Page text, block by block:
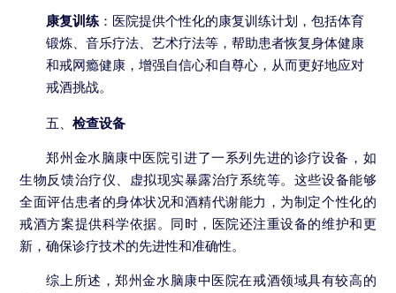
康复训练 ：医院提供个性化的康复训练计划，包括体育
锻炼、音乐疗法、艺术疗法等，帮助患者恢复身体健康
和戒网瘾健康，增强自信心和自尊心，从而更好地应对
戒酒挑战。
五、检查设备
郑州金水脑康中医院引进了一系列先进的诊疗设备，如
生物反馈治疗仪、虚拟现实暴露治疗系统等。这些设备能够
全面评估患者的身体状况和酒精代谢能力，为制定个性化的
戒酒方案提供科学依据。同时，医院还注重设备的维护和更
新，确保诊疗技术的先进性和准确性。
综上所述，郑州金水脑康中医院在戒酒领域具有较高的